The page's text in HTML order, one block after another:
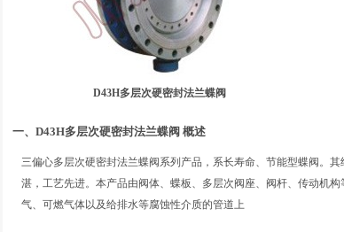
D43H多层次硬密封法兰蝶阀
一、D43H多层次硬密封法兰蝶阀 概述
三偏心多层次硬密封法兰蝶阀系列产品，系长寿命、节能型蝶阀。
湛，工艺先进。本产品由阀体、蝶板、多层次阀座、阀杆、传动机
气、可燃气体以及给排水等腐蚀性介质的管道上